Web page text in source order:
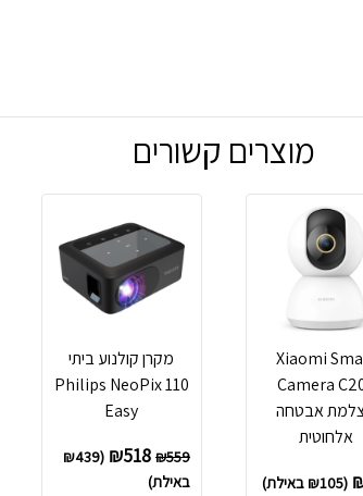
מוצרים קשורים
Xiaomi
Camera
אבטחה
אלחוטית
(
₪105 באילת)
מקרן קולנוע ביתי
Philips NeoPix 110
Easy
₪559
₪518
(
₪439
באילת)